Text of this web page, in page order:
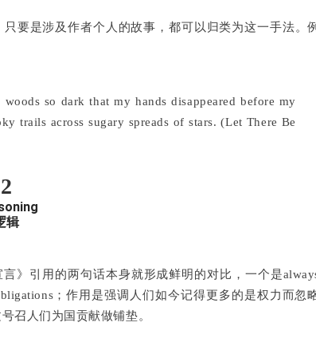
要是涉及作者个人的故事，都可以归类为这一手法。
so dark that my hands disappeared before my
trails across sugary spreads of stars. (Let There Be
2
辑
》引用的两句话本身就形成鲜明的对比，一个是
；作用是强调人们如今记得更多的是权力而忽
召人们为国贡献做铺垫。